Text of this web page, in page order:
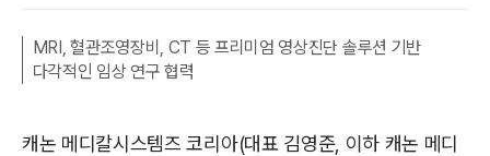
MRI, 혈관조영장비, CT 등 프리미엄 영상진단 솔루션 기반
다각적인 임상 연구 협력
캐논 메디칼시스템즈 코리아(대표 김영준, 이하 캐논 메디